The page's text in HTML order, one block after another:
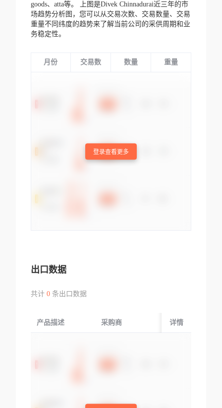
goods、atta等。
上图是Divek Chinnadurai近三年的市
场趋势分析图，您可以从交易次数、交易数量、交易
重量不同纬度的趋势来了解当前公司的采供周期和业
务稳定性。
月份 交易数 数量 重量
登录查看更多
出口数据
共计 0条出口数据
产品描述 采购商 起运国/地区
详情